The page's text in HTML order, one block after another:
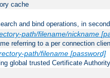
cache
and bind operations, in
path/filename/nickname
referring to a per connection
path/filename [password]
global trusted Certificate